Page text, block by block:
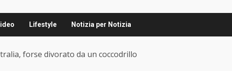
Lifestyle Notizia per Notizia
forse divorato da un coccodrillo